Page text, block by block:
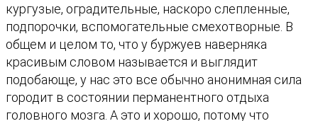
кургузые, оградительные, наскоро слепленные,
подпорочки, вспомогательные смехотворные. В
общем и целом то, что у буржуев наверняка
красивым словом называется и выглядит
подобающе, у нас это все обычно анонимная сила
городит в состоянии перманентного отдыха
головного мозга. А это и хорошо, потому что